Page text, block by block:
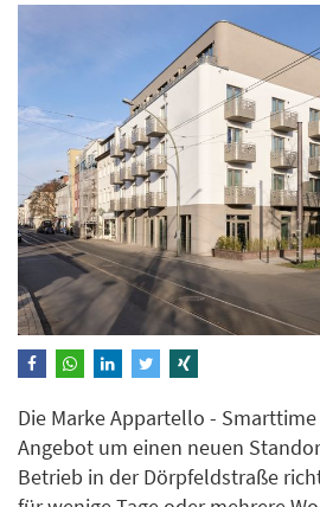
Die Marke Appartello -
Angebot um einen neuen
Betrieb in der Dörpfeldstraße